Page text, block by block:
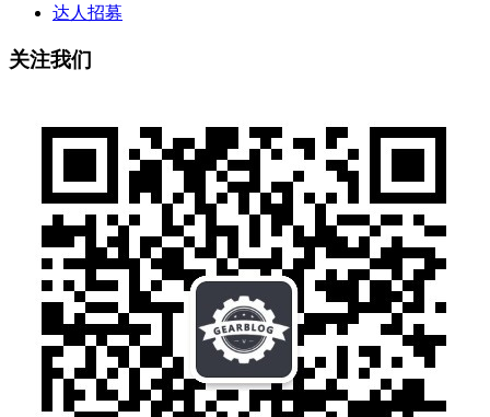
达人招募
关注我们